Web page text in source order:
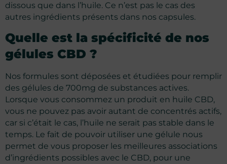
dissous que dans l’huile. Ce n’est pas le cas des
autres ingrédients présents dans nos capsules.
Quelle est la spécificité de nos
gélules CBD ?
Nos formules sont déposées et étudiées pour remplir
des gélules de 700mg de substances actives.
Lorsque vous consommez un produit en huile CBD,
vous ne pouvez pas avoir autant de concentrés actifs,
car si c’était le cas, l’huile ne serait pas stable dans le
temps. Le fait de pouvoir utiliser une gélule nous
permet de vous proposer les meilleures associations
d’ingrédients possibles avec le CBD, pour une